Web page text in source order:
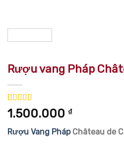
Rượu vang Pháp
5.00trên 5
dựa trên
2
1.500.000 ₫
Rượu Vang PhápChâteau de